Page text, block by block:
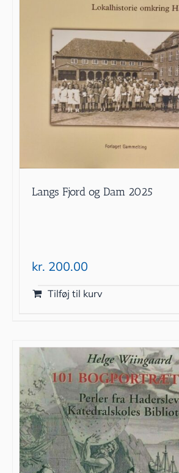
Langs Fjord og Dam 2025
kr. 200.00
Tilføj til kurv